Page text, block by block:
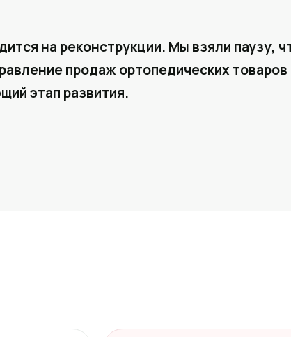
на реконструкции. Мы взяли паузу,
продаж ортопедических товаров
этап развития.